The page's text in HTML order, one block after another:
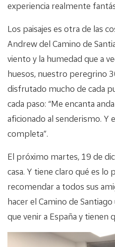
experiencia realmente
Los paisajes es otra de las
Andrew del Camino de
viento y la humedad que a
huesos, nuestro peregrino
disfrutado mucho de cada
cada paso: “Me encanta
aficionado al senderismo. Y
completa”.
El próximo martes, 19 de
casa. Y tiene claro qué es lo
recomendar a todos sus
hacer el Camino de Santiago
que venir a España y tienen